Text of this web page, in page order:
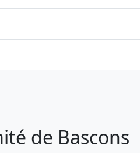
de Bascons